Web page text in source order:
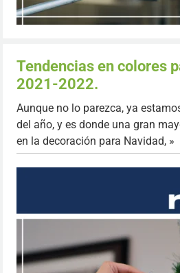
Tendencias en colores
2021-2022.
Aunque no lo parezca, ya
del año, y es donde una gran
en la decoración para Navidad, »